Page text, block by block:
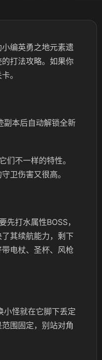
编英勇之地元素遗
打法攻略。如果你
。
副本后自动解锁全新
们不一样的特性。
卫伤害又很高。
打水属性BOSS，
其续航能力，剩下
电杖、圣杯、风枪
小怪就在它脚下丢定
围固定，别站对角